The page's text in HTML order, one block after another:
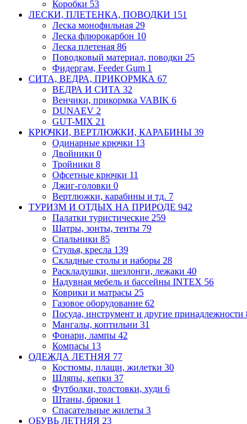
Коробки 53
ЛЕСКИ, ПЛЕТЕНКА, ПОВОДКИ 151
Леска монофильная 29
Леска флюрокарбон 10
Леска плетеная 86
Поводковый материал, поводки 25
Фидергам, Feeder Gum 1
СИТА, ВЕДРА, ПРИКОРМКА 67
ВЕДРА И СИТА 32
Венчики, прикормка VABIK 6
DUNAEV 2
GUT-MIX 21
КРЮЧКИ, ВЕРТЛЮЖКИ, КАРАБИНЫ 39
Одинарные крючки 13
Двойники 0
Тройники 8
Офсетные крючки 11
Джиг-головки 0
Вертлюжки, карабины и тд. 7
ТУРИЗМ И ОТДЫХ НА ПРИРОДЕ 942
Палатки туристические 259
Шатры, зонты, тенты 79
Спальники 85
Стулья, кресла 139
Складные столы и наборы 28
Раскладушки, шезлонги, лежаки 40
Надувная мебель и бассейны INTEX 56
Коврики и матрасы 25
Газовое оборудование 62
Посуда, инструмент и другие принадлежности
Мангалы, коптильни 31
Фонари, лампы 42
Компасы 13
ОДЕЖДА ЛЕТНЯЯ 77
Костюмы, плащи, жилетки 30
Шляпы, кепки 37
Футболки, толстовки, худи 6
Штаны, брюки 1
Спасательные жилеты 3
ОБУВЬ ЛЕТНЯЯ 23